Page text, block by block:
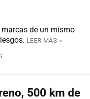
de un mismo
LEER MÁS »
500 km de